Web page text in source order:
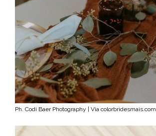
Ph. Codi Baer Photography | Via colorbridesmais.com